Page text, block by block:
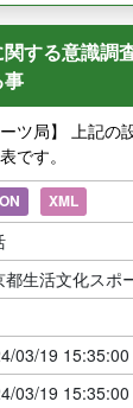
する意識調
事
ツ局】 上記の
です。
XML
都生活文化スポ
03/19 15:35:00
03/19 15:35:00